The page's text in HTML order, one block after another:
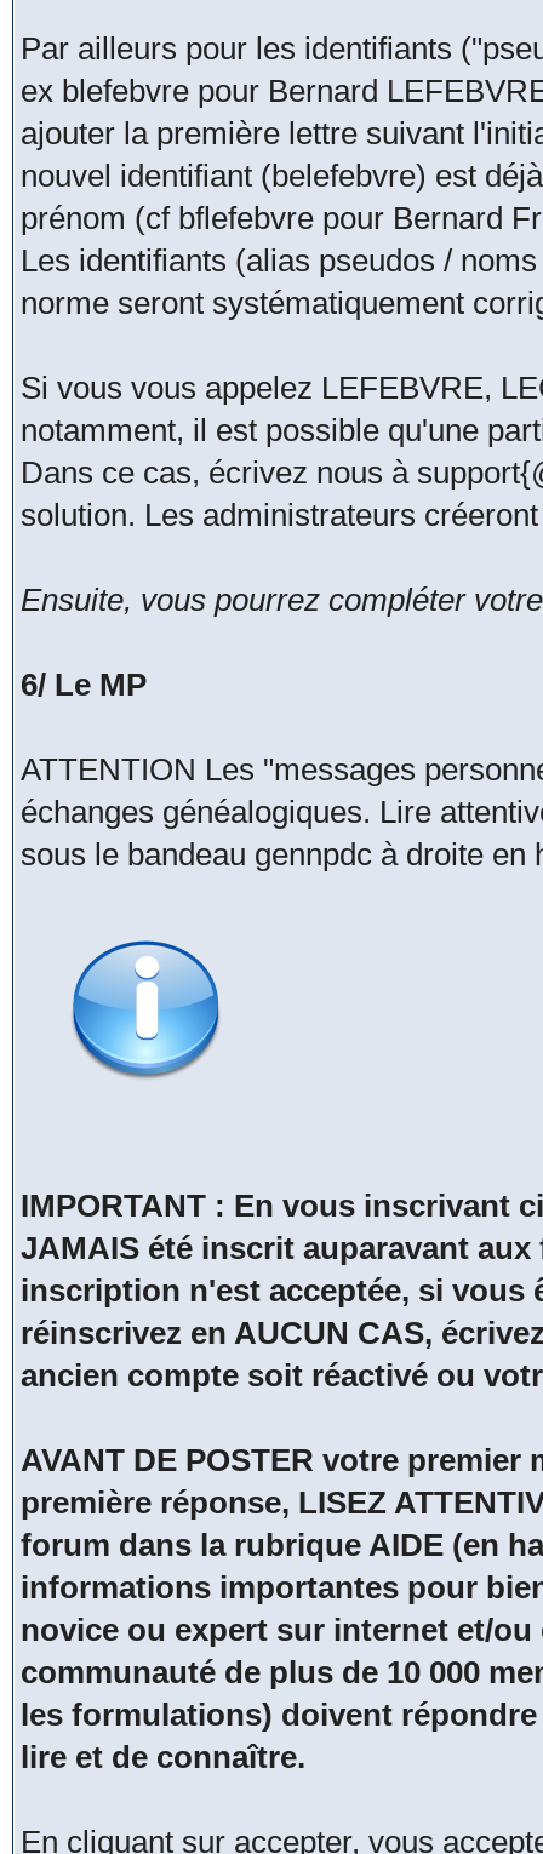
Par ailleurs pour les identifiants
ex blefebvre pour Bernard
ajouter la première lettre suivant
nouvel identifiant (belefebvre) est
prénom (cf bflefebvre pour Bernard
Les identifiants (alias pseudos /
norme seront systématiquement
Si vous vous appelez LEFEBVRE,
notamment, il est possible qu'une
Dans ce cas, écrivez nous à
solution. Les administrateurs
Ensuite, vous pourrez compléter
6/ Le MP
ATTENTION Les "messages
échanges généalogiques. Lire
sous le bandeau gennpdc à droite en
IMPORTANT : En vous inscrivant
JAMAIS été inscrit auparavant
inscription n'est acceptée, si vous
réinscrivez en AUCUN CAS,
ancien compte soit réactivé ou
AVANT DE POSTER votre
première réponse, LISEZ
forum dans la rubrique AIDE (en
informations importantes pour
novice ou expert sur internet et/
communauté de plus de 10 000
les formulations) doivent
lire et de connaître.
En cliquant sur accepter, vous